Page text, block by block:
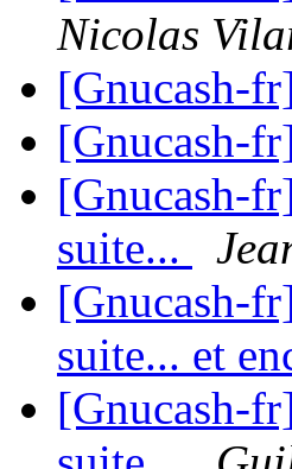
Nicolas
[Gnucash-
[Gnucash-
[Gnucash-
suite...
[Gnucash-
suite... et
[Gnucash-